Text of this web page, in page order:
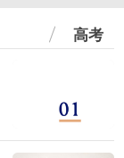
高考